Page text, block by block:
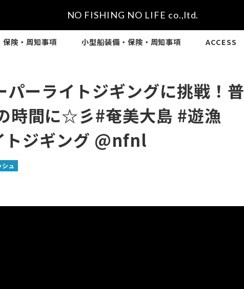
NO FISHING NO LIFE co.,ltd.
保険・周知事項 小型船装備・保険・周知事項 ACCESS
パーライトジギングに挑戦！普
時間に☆彡#奄美大島 #遊漁
トジギング @nfnl
シュ